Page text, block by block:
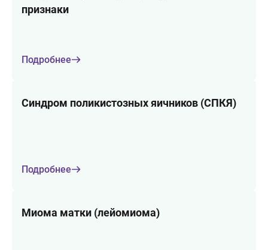
признаки
Подробнее
Синдром поликистозных яичников (СПКЯ)
Подробнее
Миома матки (лейомиома)